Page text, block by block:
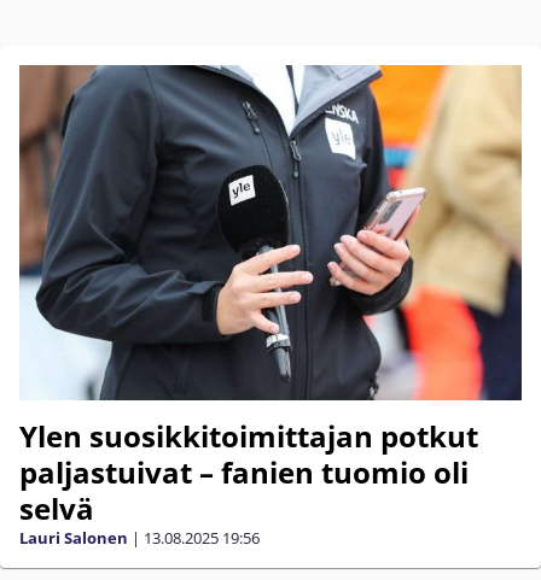
Ylen suosikkitoimittajan potkut
paljastuivat – fanien tuomio oli
selvä
Lauri Salonen | 13.08.2025 19:56